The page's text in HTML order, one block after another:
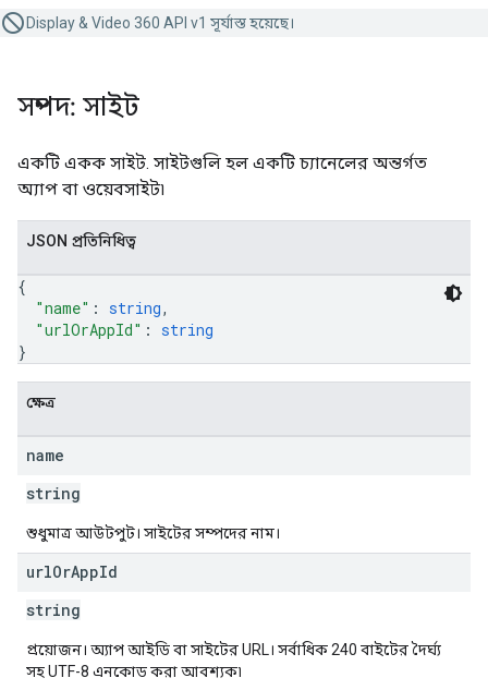
Display & Video 360 API v1 সূর্যাস্ত হয়েছে।
সম্পদ: সাইট
একটি একক সাইট. সাইটগুলি হল একটি চ্যানেলের অন্তর্গত
অ্যাপ বা ওয়েবসাইট৷
JSON প্রতিনিধিত্ব
{
"name" : string,
"urlOrAppId" : string
}
ক্ষেত্র
name
string
শুধুমাত্র আউটপুট। সাইটের সম্পদের নাম।
urlOrAppId
string
প্রয়োজন। অ্যাপ আইডি বা সাইটের URL। সর্বাধিক 240 বাইটের দৈর্ঘ্য
সহ UTF-8 এনকোড করা আবশ্যক৷